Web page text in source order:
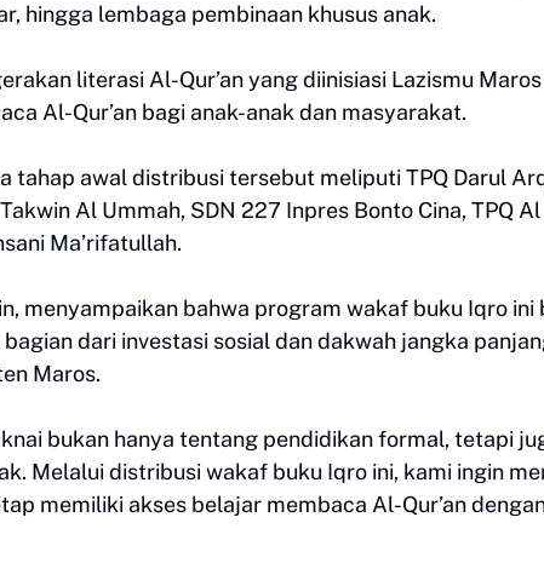
hingga lembaga pembinaan khusus anak.
literasi Al-Qur’an yang diinisiasi Lazismu
Al-Qur’an bagi anak-anak dan masyarakat.
tahap awal distribusi tersebut meliputi TPQ Darul
Al Ummah, SDN 227 Inpres Bonto Cina, TPQ Al
Ma’rifatullah.
menyampaikan bahwa program wakaf buku Iqro ini
dari investasi sosial dan dakwah jangka
Maros.
bukan hanya tentang pendidikan formal, tetapi
Melalui distribusi wakaf buku Iqro ini, kami ingin
memiliki akses belajar membaca Al-Qur’an